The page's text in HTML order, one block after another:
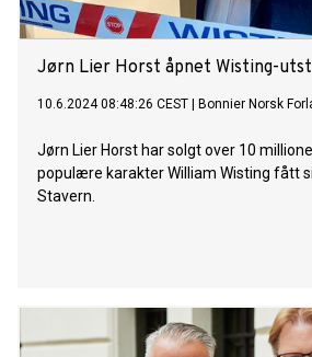
Jørn Lier Horst åpnet Wisting-
10.6.2024 08:48:26 CEST Bonnier Norsk
Jørn Lier Horst har solgt over 10
populære karakter William Wisting fått
Stavern.